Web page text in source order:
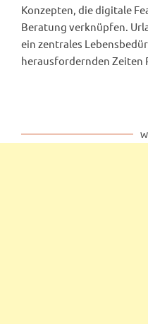
Konzepten, die digitale
Beratung verknüpfen.
ein zentrales
herausfordernden Zeiten